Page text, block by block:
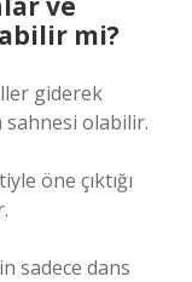
mi?
giderek
olabilir.
öne çıktığı
sadece dans